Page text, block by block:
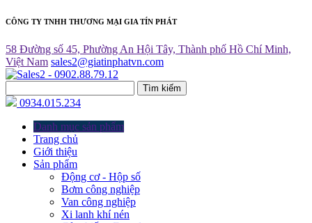
CÔNG TY TNHH THƯƠNG MẠI GIA TÍN PHÁT
58 Đường số 45, Phường An Hội Tây, Thành phố Hồ Chí Minh,
Việt Nam sales2@giatinphatvn.com
Tìm kiếm
0934.015.234
Danh mục sản phẩm
Trang chủ
Giới thiệu
Sản phẩm
Động cơ - Hộp số
Bơm công nghiệp
Van công nghiệp
Xi lanh khí nén